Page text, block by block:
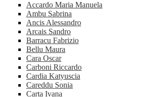
Accardo Maria Manuela
Ambu Sabrina
Ancis Alessandro
Arcais Sandro
Barracu Fabrizio
Bellu Maura
Cara Oscar
Carboni Riccardo
Cardia Katyuscia
Careddu Sonia
Carta Ivana